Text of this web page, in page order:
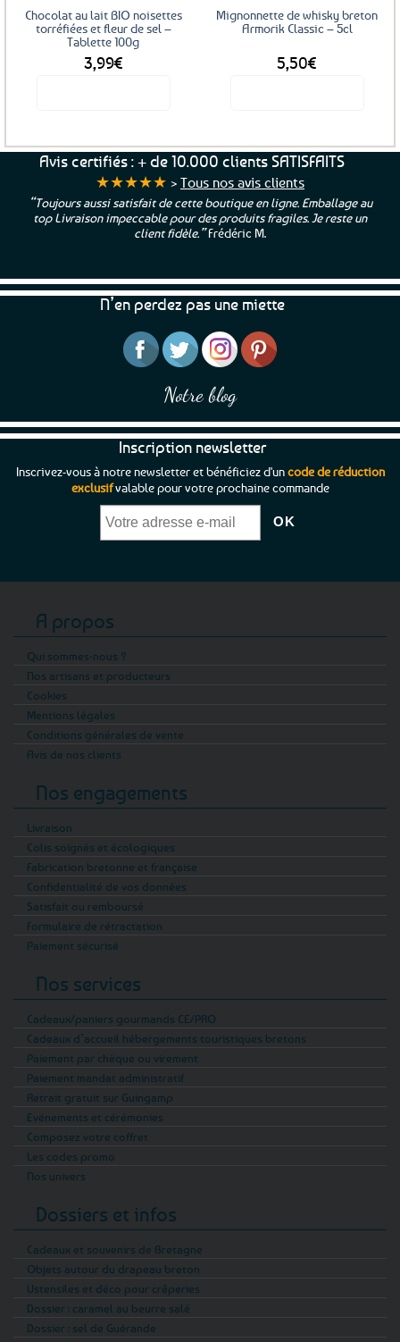
surChocolat au lait BIO noisettes
torréfiées et fleur de sel –
Tablette 100g
3,99€
Mignonnette de whisky breton
Armorik Classic – 5cl
5,50€
Avis certifiés : + de 10.000 clients SATISFAITS
★★★★★ > Tous nos avis clients
“Toujours aussi satisfait de cette boutique en ligne. Emballage au
top Livraison impeccable pour des produits fragiles. Je reste un
client fidèle.”Frédéric M.
N’en perdez pas une miette
Notre blog
Inscription newsletter
Inscrivez-vous à notre newsletter et bénéficiez d'uncode de réduction
exclusifvalable pour votre prochaine commande
A propos
Qui sommes-nous ?
Nos artisans et producteurs
Cookies
Mentions légales
Conditions générales de vente
Avis de nos clients
Nos engagements
Livraison
Colis soignés et écologiques
Fabrication bretonne et française
Confidentialité de vos données
Satisfait ou remboursé
Formulaire de rétractation
Paiement sécurisé
Nos services
Cadeaux/paniers gourmands CE/PRO
Cadeaux d’accueil hébergements touristiques bretons
Paiement par chèque ou virement
Paiement mandat administratif
Retrait gratuit sur Guingamp
Evénements et cérémonies
Composez votre coffret
Les codes promo
Nos univers
Dossiers et infos
Cadeaux et souvenirs de Bretagne
Objets autour du drapeau breton
Ustensiles et déco pour crêperies
Dossier : caramel au beurre salé
Dossier : sel de Guérande